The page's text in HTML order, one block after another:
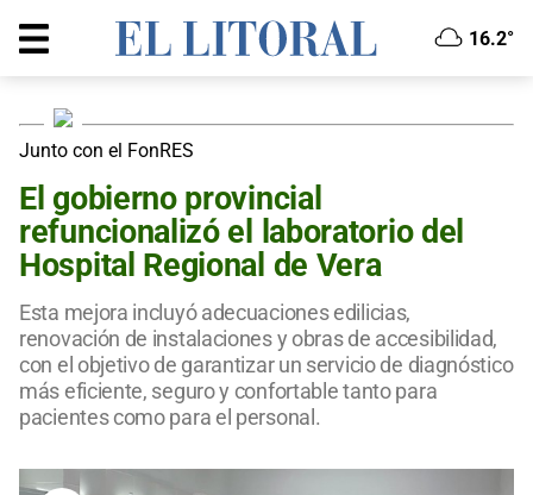
16.2°
Junto con el FonRES
El gobierno provincial
refuncionalizó el laboratorio del
Hospital Regional de Vera
Esta mejora incluyó adecuaciones edilicias,
renovación de instalaciones y obras de accesibilidad,
con el objetivo de garantizar un servicio de diagnóstico
más eficiente, seguro y confortable tanto para
pacientes como para el personal.